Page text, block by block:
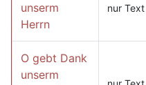
unserm
Herrn
nur Text
O gebt Dank
unserm